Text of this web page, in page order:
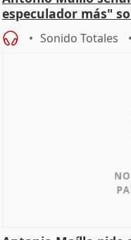
especulador más"
Becerril
Sonido Totales